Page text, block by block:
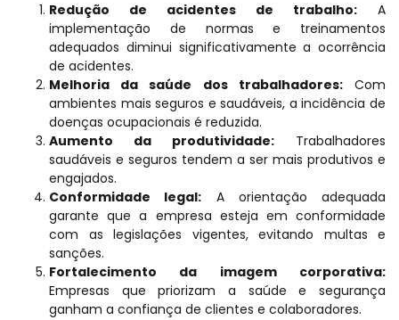
Redução de acidentes de trabalho: A
implementação de normas e treinamentos
adequados diminui significativamente a ocorrência
de acidentes.
Melhoria da saúde dos trabalhadores:Com
ambientes mais seguros e saudáveis, a incidência de
doenças ocupacionais é reduzida.
Aumento da produtividade: Trabalhadores
saudáveis e seguros tendem a ser mais produtivos e
engajados.
Conformidade legal: A orientação adequada
garante que a empresa esteja em conformidade
com as legislações vigentes, evitando multas e
sanções.
Fortalecimento da imagem corporativa:
Empresas que priorizam a saúde e segurança
ganham a confiança de clientes e colaboradores.